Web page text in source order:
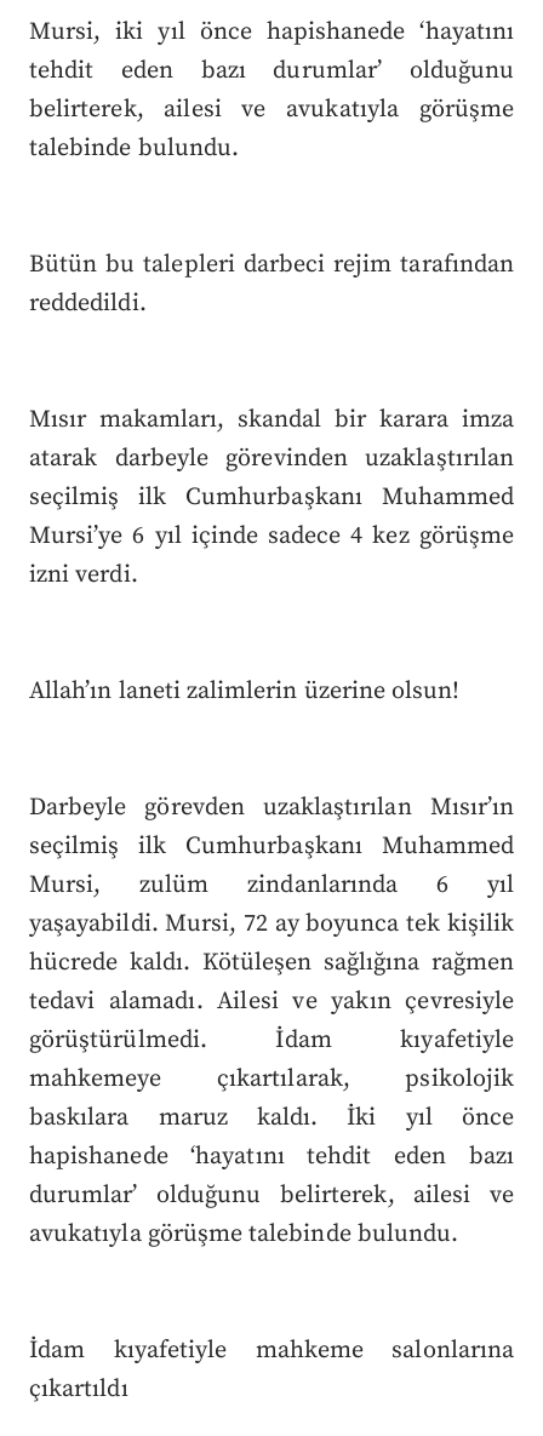
Mursi, iki yıl önce hapishanede ‘hayatını
tehdit eden bazı durumlar’ olduğunu
belirterek, ailesi ve avukatıyla görüşme
talebinde bulundu.
Bütün bu talepleri darbeci rejim tarafından
reddedildi.
Mısır makamları, skandal bir karara imza
atarak darbeyle görevinden uzaklaştırılan
seçilmiş ilk Cumhurbaşkanı Muhammed
Mursi’ye 6 yıl içinde sadece 4 kez görüşme
izni verdi.
Allah’ın laneti zalimlerin üzerine olsun!
Darbeyle görevden uzaklaştırılan Mısır’ın
seçilmiş ilk Cumhurbaşkanı Muhammed
Mursi, zulüm zindanlarında 6 yıl
yaşayabildi. Mursi, 72 ay boyunca tek kişilik
hücrede kaldı. Kötüleşen sağlığına rağmen
tedavi alamadı. Ailesi ve yakın çevresiyle
görüştürülmedi. İdam kıyafetiyle
mahkemeye çıkartılarak, psikolojik
baskılara maruz kaldı. İki yıl önce
hapishanede ‘hayatını tehdit eden bazı
durumlar’ olduğunu belirterek, ailesi ve
avukatıyla görüşme talebinde bulundu.
İdam kıyafetiyle mahkeme salonlarına
çıkartıldı